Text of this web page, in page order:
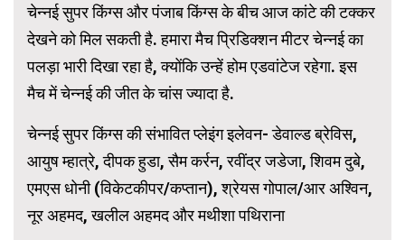
चेन्नई सुपर किंग्स और पंजाब किंग्स के बीच आज कांटे की टक्कर
देखने को मिल सकती है. हमारा मैच प्रिडिक्शन मीटर चेन्नई का
पलड़ा भारी दिखा रहा है, क्योंकि उन्हें होम एडवांटेज रहेगा. इस
मैच में चेन्नई की जीत के चांस ज्यादा है.
चेन्नई सुपर किंग्स की संभावित प्लेइंग इलेवन- डेवाल्ड ब्रेविस,
आयुष म्हात्रे, दीपक हुडा, सैम कर्रन, रवींद्र जडेजा, शिवम दुबे,
एमएस धोनी (विकेटकीपर/कप्तान), श्रेयस गोपाल/आर अश्विन,
नूर अहमद, खलील अहमद और मथीशा पथिराना